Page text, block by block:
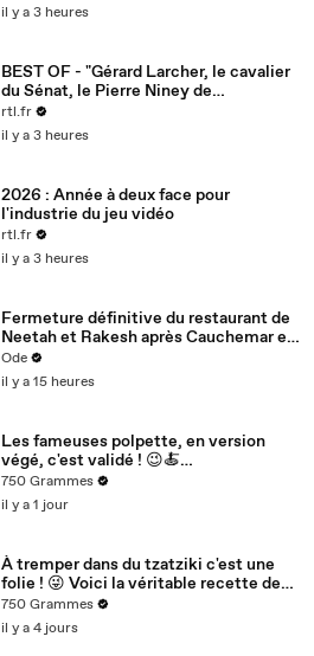
il y a 3 heures
BEST OF - "Gérard Larcher, le cavalier
du Sénat, le Pierre Niney de
Rambouillet"
rtl.fr
il y a 3 heures
2026 : Année à deux face pour
l'industrie du jeu vidéo
rtl.fr
il y a 3 heures
Fermeture définitive du restaurant de
Neetah et Rakesh après Cauchemar en
cuisine, Philippe Etchebest pensait les
avoir sauvés
Ode
il y a 15 heures
Les fameuses polpette, en version
végé, c'est validé ! 😉🍝
Habituellement à la viande hachée, ces
750 Grammes
il y a 1 jour
À tremper dans du tzatziki c'est une
folie ! 😜 Voici la véritable recette des
kolokithokeftedes
750 Grammes
il y a 4 jours